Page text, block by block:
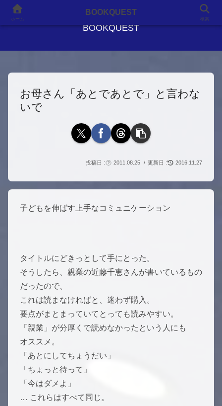
BOOKQUEST
お母さん「あとであとで」と言わな
いで
2011.08.25 2016.11.27
子どもを伸ばす上手なコミュニケーション
タイトルにどきっとして手にとった。
そうしたら、親業の近藤千恵さんが書いているもの
だったので、
これは読まなければと、迷わず購入。
要点がまとまっていてとっても読みやすい。
「親業」が分厚くで読めなかったという人にも
オススメ。
「あとにしてちょうだい」
「ちょっと待って」
「今はダメよ」
… これらはすべて同じ。
ホーム
BOOKQUEST
検索